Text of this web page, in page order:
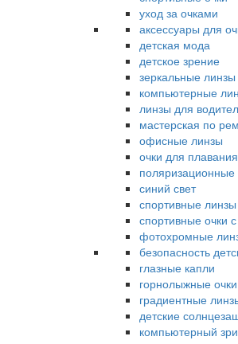
уход за очками
аксессуары для
детская мода
детское зрение
зеркальные линзы
компьютерные
линзы для
мастерская по
офисные линзы
очки для плавания
поляризационные
синий свет
спортивные линзы
спортивные очки
фотохромные
безопасность
глазные капли
горнолыжные очки
градиентные
детские
компьютерный